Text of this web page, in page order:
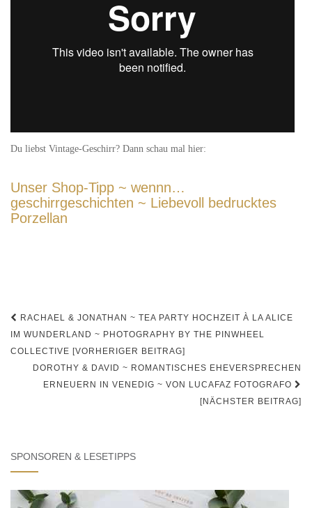
Du liebst Vintage-Geschirr? Dann schau mal hier:
Unser Shop-Tipp ~ wennn…
geschirrgeschichten ~ Liebevoll bedrucktes
Porzellan
Beitrags-
Navigation
RACHAEL & JONATHAN ~ TEA PARTY HOCHZEIT À LA ALICE
IM WUNDERLAND ~ PHOTOGRAPHY BY THE PINWHEEL
COLLECTIVE [VORHERIGER BEITRAG]
DOROTHY & DAVID ~ ROMANTISCHES EHEVERSPRECHEN
ERNEUERN IN VENEDIG ~ VON LUCAFAZ FOTOGRAFO
[NÄCHSTER BEITRAG]
SPONSOREN & LESETIPPS